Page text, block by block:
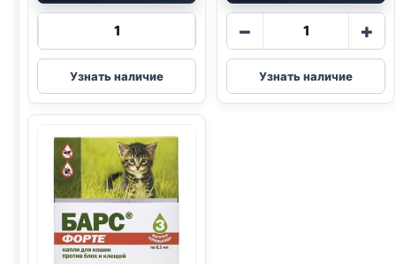
Количество
Капли
глазные
для
и
собак
Ципровет,
10мл
Узнать наличие
−
Количество
био
капли
для
+
Узнать наличие